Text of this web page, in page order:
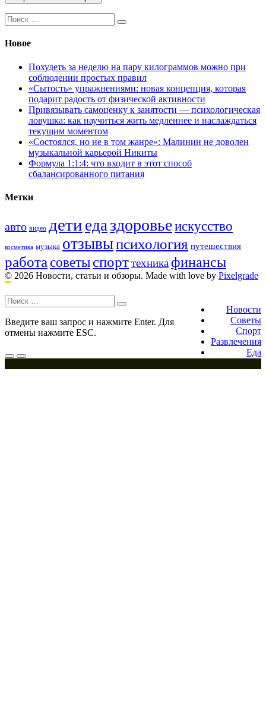
Поиск:
Новое
Похудеть за неделю на пару килограммов можно при
соблюдении простых правил
«Сытость» упражнениями: новая концепция, которая
подарит радость от физической активности
Привязывать самоценку к занятости — психологическая
ловушка: как научиться жить медленнее и наслаждаться
текущим моментом
«Состоялся, но не в том жанре»: Малинин не доволен
музыкальной карьерой Никиты
Формула 1:1:4: что входит в этот способ
сбалансированного питания
Метки
авто видео дети едаздоровьеискусство
косметика музыка отзывыпсихология путешествия
работа советы спорттехникафинансы
© 2026 Новости, статьи и обзоры. Made with love by Pixelgrade
navigation
Новости
Советы
Спорт
Развлечения
Еда
Поиск:
Введите ваш запрос и нажмите Enter. Для
отмены нажмите ESC.
Меню